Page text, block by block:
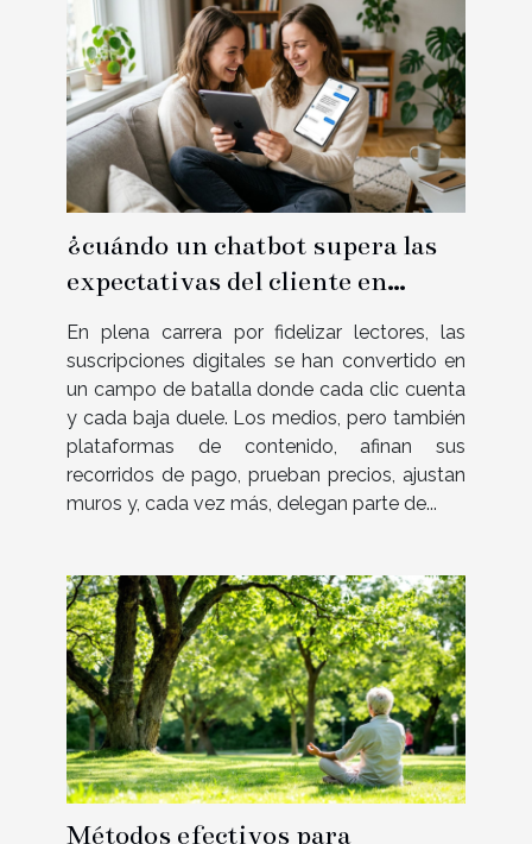
¿cuándo un chatbot supera las
expectativas del cliente en
suscripciones digitales?
En plena carrera por fidelizar lectores, las
suscripciones digitales se han convertido en
un campo de batalla donde cada clic cuenta
y cada baja duele. Los medios, pero también
plataformas de contenido, afinan sus
recorridos de pago, prueban precios, ajustan
muros y, cada vez más, delegan parte de...
Métodos efectivos para